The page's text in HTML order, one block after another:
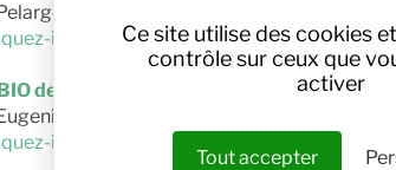
Ce site utilise des cookies
contrôle sur ceux que
activer
Tout accepter
graveolens L
ici
de Girofle - 10ML
caryophyllus syn. Sygyzium
ici